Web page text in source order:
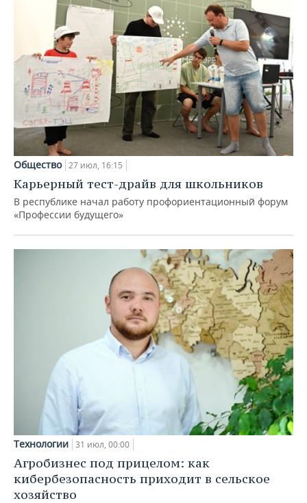
Общество 27 июл, 16:15
Карьерный тест-драйв для школьников
В республике начал работу профориентационный форум
«Профессии будущего»
Технологии 31 июл, 00:00
Агробизнес под прицелом: как
кибербезопасность приходит в сельское
хозяйство